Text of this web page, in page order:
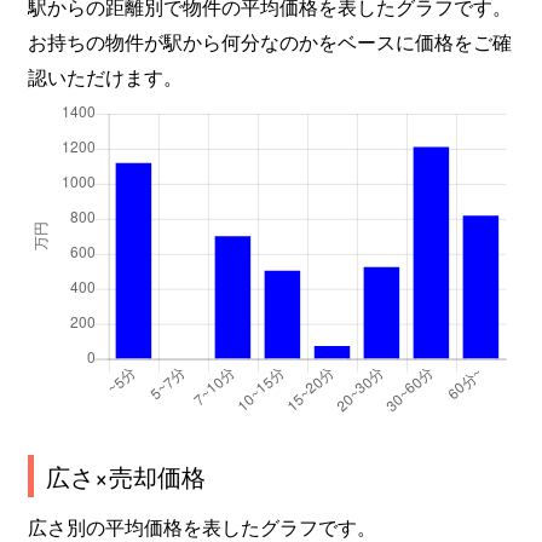
お持ちの物件が駅から何分なのかをベースに価格をご確
認いただけます。
広さ×売却価格
広さ別の平均価格を表したグラフです。